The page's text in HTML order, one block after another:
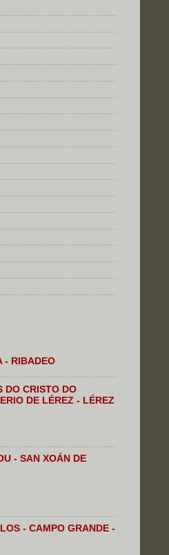
- RIBADEO
DO CRISTO DO
DE LÉREZ - LÉREZ
- SAN XOÁN DE
- CAMPO GRANDE -